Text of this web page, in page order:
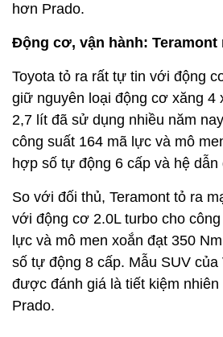
hơn Prado.
Động cơ, vận hành: Teramont
Toyota tỏ ra rất tự tin với động
giữ nguyên loại động cơ xăng 4
2,7 lít đã sử dụng nhiều năm
công suất 164 mã lực và mô
hợp số tự động 6 cấp và hệ dẫn
So với đối thủ, Teramont tỏ ra
với động cơ 2.0L turbo cho
lực và mô men xoắn đạt 350
số tự động 8 cấp. Mẫu SUV của
được đánh giá là tiết kiệm
Prado.